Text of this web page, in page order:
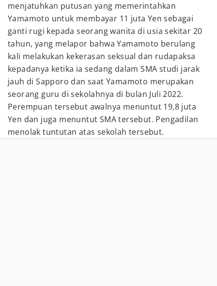
menjatuhkan putusan yang memerintahkan
Yamamoto untuk membayar 11 juta Yen sebagai
ganti rugi kepada seorang wanita di usia sekitar 20
tahun, yang melapor bahwa Yamamoto berulang
kali melakukan kekerasan seksual dan rudapaksa
kepadanya ketika ia sedang dalam SMA studi jarak
jauh di Sapporo dan saat Yamamoto merupakan
seorang guru di sekolahnya di bulan Juli 2022.
Perempuan tersebut awalnya menuntut 19,8 juta
Yen dan juga menuntut SMA tersebut. Pengadilan
menolak tuntutan atas sekolah tersebut.